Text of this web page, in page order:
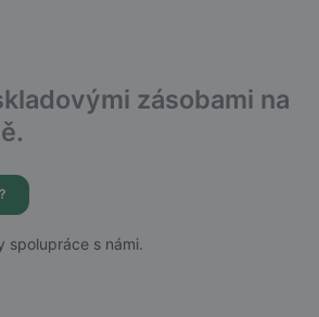
zásobami na
spolupráce s námi.